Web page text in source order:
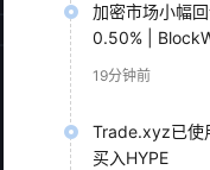
加密市场小幅
0.50% |
19分钟前
Trade.xyz已使
买入HYPE